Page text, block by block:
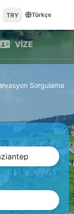
TRY Türkçe
VİZE
Sorgulama